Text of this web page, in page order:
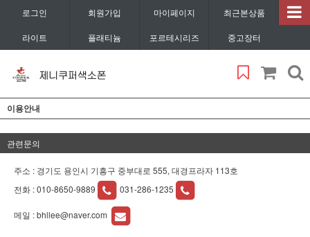
로그인 회원가입 마이페이지 최근본상품
라이트 플래티늄 포르테시리즈 중고장터
이용안내
관련문의
주소 : 경기도 용인시 기흥구 중부대로 555, 대경프라자 113호
전화 :010-8650-9889 031-286-1235
메일 :bhllee@naver.com